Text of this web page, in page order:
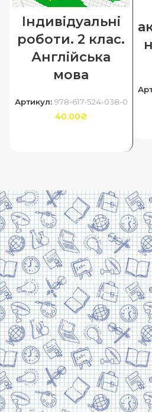
Індивідуальні
роботи. 2 клас.
Англійська
мова
Артикул: 978-617-524-038-0
40.00₴
Харків, вулиця Сумська, 13
Телефон: (050) 305-05-41
E-Mail:
Інтернет-магазин Торсінг. Усі
© 2024. Розробка:Skill Unit
Про видавництво
Контакти
Скачати прайс
Система знижок